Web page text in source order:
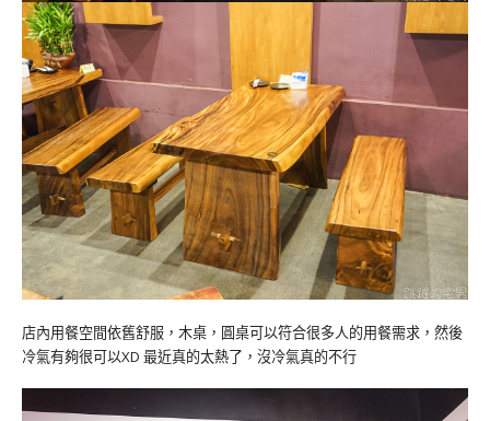
店內用餐空間依舊舒服，木桌，圓桌可以符合很多人的用餐需求，然後
冷氣有夠很可以XD 最近真的太熱了，沒冷氣真的不行